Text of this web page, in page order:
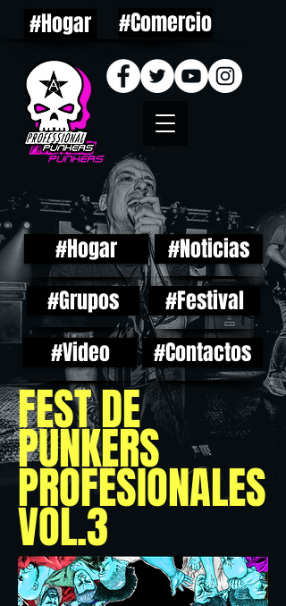
#Hogar #Comercio
#Hogar
#Noticias
#Grupos
#Festival
#Video
#Contactos
FEST DE
PUNKERS
PROFESIONALES
VOL.3